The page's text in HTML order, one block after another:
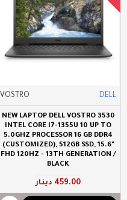
DELL
VOSTRO
NEW LAPTOP DELL VOSTRO 3530
INTEL CORE I7-1355U 10 UP TO
5.0GHZ PROCESSOR 16 GB DDR4
(CUSTOMIZED), 512GB SSD, 15.6"
FHD 120HZ - 13TH GENERATION /
BLACK
459.00 دينار